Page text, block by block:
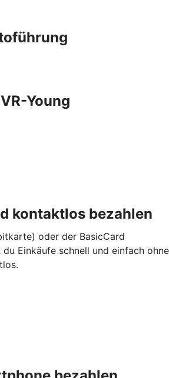
Young
kontaktlos bezahlen
oder der BasicCard
Einkäufe schnell und einfach ohne